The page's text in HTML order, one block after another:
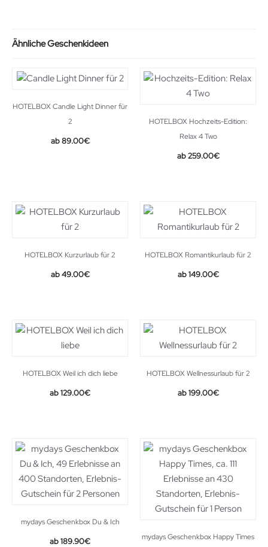
Ähnliche Geschenkideen
HOTELBOX Candle Light Dinner für
2
89.00€
HOTELBOX Hochzeits-Edition:
Relax 4 Two
259.00€
HOTELBOX Kurzurlaub für 2
49.00€
HOTELBOX Romantikurlaub für 2
149.00€
HOTELBOX Weil ich dich liebe
129.00€
HOTELBOX Wellnessurlaub für 2
199.00€
mydays Geschenkbox Du & Ich
189.90€ mydays Geschenkbox Happy Times